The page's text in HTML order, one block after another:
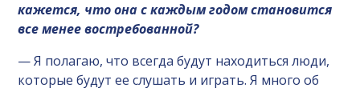
кажется, что она с каждым годом становится
все менее востребованной?
— Я полагаю, что всегда будут находиться люди,
которые будут ее слушать и играть. Я много об